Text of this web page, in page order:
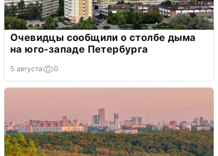
Очевидцы сообщили о столбе дыма
на юго-западе Петербурга
5 августа 0